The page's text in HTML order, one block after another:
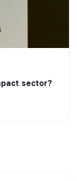
sector?